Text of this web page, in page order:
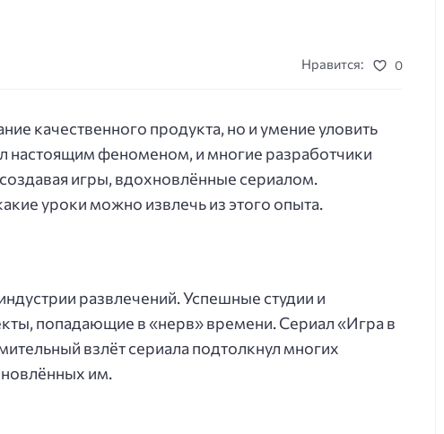
Нравится: 0
качественного продукта, но и умение уловить
настоящим феноменом, и многие разработчики
игры, вдохновлённые сериалом.
уроки можно извлечь из этого опыта.
развлечений. Успешные студии и
попадающие в «нерв» времени. Сериал «Игра в
взлёт сериала подтолкнул многих
им.